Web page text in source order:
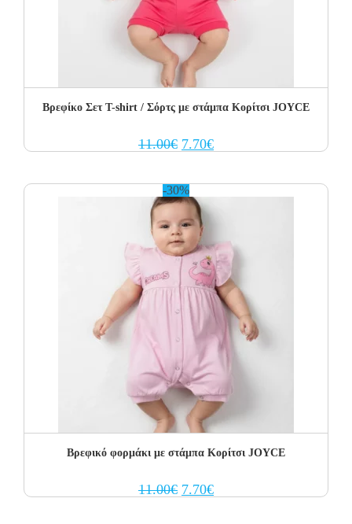
Βρεφίκο Σετ T-shirt / Σόρτς με στάμπα Κορίτσι JOYCE
11.00€ Original
price
7.70€Current
price
-30%
Βρεφικό φορμάκι με στάμπα Κορίτσι JOYCE
11.00€ Original
price
7.70€Current
price